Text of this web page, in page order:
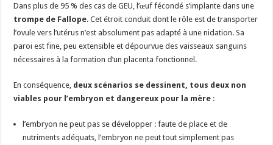
Dans plus de 95 % des cas de GEU, l’œuf fécondé s’implante dans une
trompe de Fallope. Cet étroit conduit dont le rôle est de transporter
l’ovule vers l’utérus n’est absolument pas adapté à une nidation. Sa
paroi est fine, peu extensible et dépourvue des vaisseaux sanguins
nécessaires à la formation d’un placenta fonctionnel.
En conséquence, deux scénarios se dessinent, tous deux non
viables pour l’embryon et dangereux pour la mère :
l’embryon ne peut pas se développer : faute de place et de
nutriments adéquats, l’embryon ne peut tout simplement pas